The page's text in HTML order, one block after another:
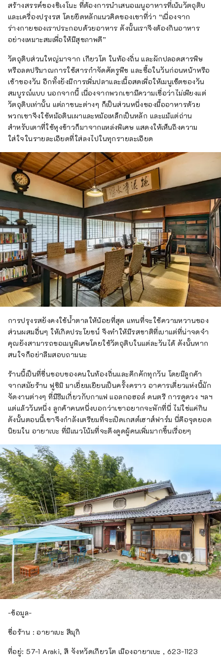
สร้างสรรค์ของชิเงโนะ ที่ต้องการนำเสนอเมนูอาหารที่เน้นวัตถุดิบ
และเครื่องปรุงรส โดยยึดหลักแนวคิดของเขาที่ว่า “เนื่องจาก
ร่างกายของเราประกอบด้วยอาหาร ดังนั้นเราจึงต้องกินอาหาร
อย่างเหมาะสมเพื่อให้มีสุขภาพดี”
วัตถุดิบส่วนใหญ่มาจาก เกียวโต ในท้องถิ่น และผักปลอดสารพิษ
หรือลดปริมาณการใช้สารกำจัดศัตรูพืช และซื้อในวันก่อนหน้าหรือ
เช้าของวัน อีกทั้งยังมีการเพิ่มปลาและเนื้อสดเพื่อให้เมนูเซ็ตของวัน
สมบูรณ์แบบ นอกจากนี้ เนื่องจากพวกเขามีความเชื่อว่าไม่เพียงแต่
วัตถุดิบเท่านั้น แต่ภาชนะต่างๆ ก็เป็นส่วนหนึ่งของมื้ออาหารด้วย
พวกเขาจึงใช้หม้อดินเผาและหม้อเหล็กเป็นหลัก และแม้แต่ถ่าน
สำหรับเตาที่ใช้หุงข้าวก็มาจากแหล่งพิเศษ แสดงให้เห็นถึงความ
ใส่ใจในรายละเอียดที่ใส่ลงไปในทุกรายละเอียด
การปรุงรสยังคงใช้น้ำตาลให้น้อยที่สุด แทนที่จะใช้ความหวานของ
ส่วนผสมอื่นๆ ให้เกิดประโยชน์ จึงทำให้มีรสชาติที่เบาแต่ที่น่าจดจำ
คุณยังสามารถขอเมนูพิเศษโดยใช้วัตถุดิบในแต่ละวันได้ ดังนั้นหาก
สนใจก็อย่าลืมสอบถามนะ
ร้านนี้เป็นที่ชื่นชอบของคนในท้องถิ่นและคึกคักทุกวัน โดยมีลูกค้า
จากสมัยร้าน ฟูชิมิ มาเยี่ยมเยียนเป็นครั้งคราว อาคารเดี่ยวแห่งนี้มัก
จัดงานต่างๆ ที่มีธีมเกี่ยวกับกาแฟ แอลกอฮอล์ ดนตรี การดูดวง ฯลฯ
แต่แล้ววันหนึ่ง ลูกค้าคนหนึ่งบอกว่าเขาอยากจะพักที่นี่ ไม่ใช่แค่กิน
ดังนั้นตอนนี้เขาจึงกำลังเตรียมที่จะเปิดเกสต์เฮาส์ฟาร์ม นี่คือจุดยอด
นิยมใน อายาเบะ ที่มีแนวโน้มที่จะดึงดูดผู้คนเพิ่มมากขึ้นเรื่อยๆ
-ข้อมูล-
ชื่อร้าน : อายาเบะ สึมุกิ
ที่อยู่: 57-1 Araki, สึ จังหวัดเกียวโต เมืองอายาเบะ , 623-1123